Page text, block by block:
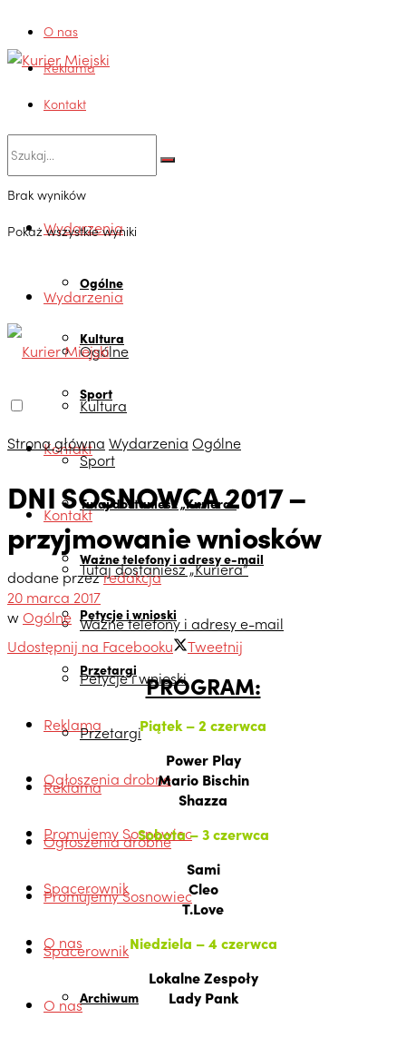
O nas
Reklama
Kontakt
Brak wyników
Pokaż wszystkie wyniki
Wydarzenia
Ogólne
Kultura
Sport
Kontakt
Tutaj dostaniesz „Kuriera”
Ważne telefony i adresy e-mail
Petycje i wnioski
Przetargi
Reklama
Ogłoszenia drobne
Promujemy Sosnowiec
Spacerownik
O nas
Archiwum
Wydarzenia
Ogólne
Kultura
Sport
Kontakt
Tutaj dostaniesz „Kuriera”
Ważne telefony i adresy e-mail
Petycje i wnioski
Przetargi
Reklama
Ogłoszenia drobne
Promujemy Sosnowiec
Spacerownik
O nas
Strona główna Wydarzenia Ogólne
DNI SOSNOWCA 2017 –
przyjmowanie wniosków
dodane przezredakcja
20 marca 2017
wOgólne
Udostępnij na Facebooku
Tweetnij
PROGRAM:
Piątek – 2 czerwca
Power Play
Mario Bischin
Shazza
Sobota – 3 czerwca
Sami
Cleo
T.Love
Niedziela – 4 czerwca
Lokalne Zespoły
Lady Pank